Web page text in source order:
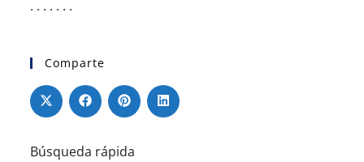
. . . . . . .
Comparte
Búsqueda rápida